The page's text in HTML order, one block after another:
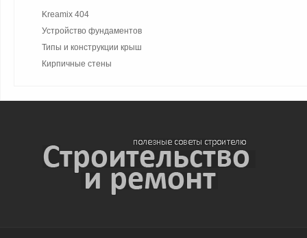
Kreamix 404
Устройство фундаментов
Типы и конструкции крыш
Кирпичные стены